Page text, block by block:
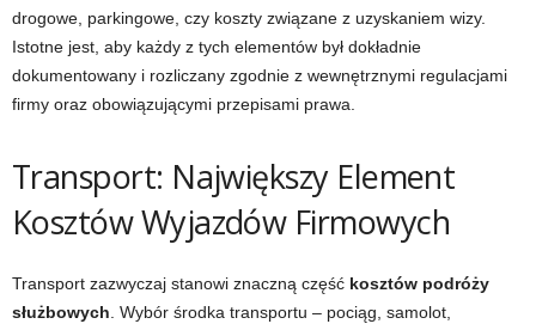
drogowe, parkingowe, czy koszty związane z uzyskaniem wizy.
Istotne jest, aby każdy z tych elementów był dokładnie
dokumentowany i rozliczany zgodnie z wewnętrznymi regulacjami
firmy oraz obowiązującymi przepisami prawa.
Transport: Największy Element
Kosztów Wyjazdów Firmowych
Transport zazwyczaj stanowi znaczną część kosztów podróży
służbowych . Wybór środka transportu – pociąg, samolot,